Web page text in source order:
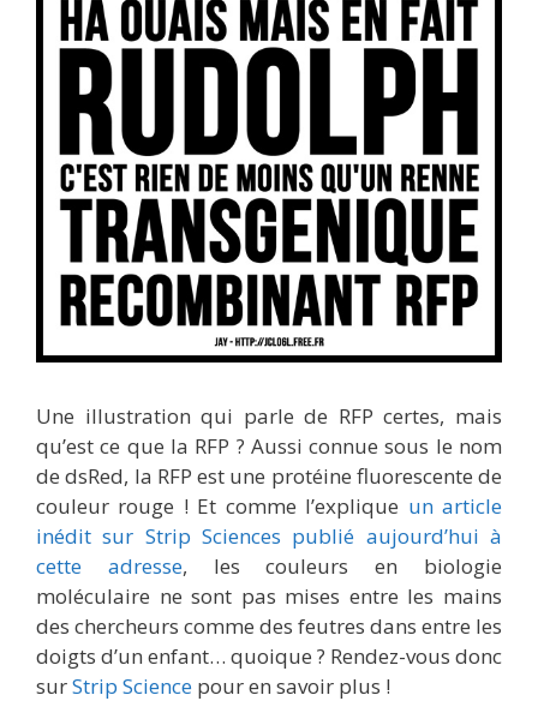
Une illustration qui parle de RFP certes, mais
qu’est ce que la RFP ? Aussi connue sous le nom
de dsRed, la RFP est une protéine fluorescente de
couleur rouge ! Et comme l’explique un article
inédit sur Strip Sciences publié aujourd’hui à
cette adresse, les couleurs en biologie
moléculaire ne sont pas mises entre les mains
des chercheurs comme des feutres dans entre les
doigts d’un enfant… quoique ? Rendez-vous donc
surStrip Science pour en savoir plus !